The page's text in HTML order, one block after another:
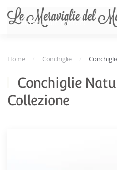
Skip to main content
Home Conchiglie
Conchiglie
Collezione